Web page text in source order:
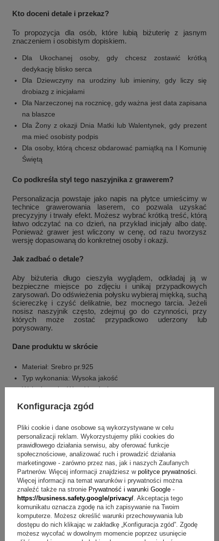
Kto doceni detale i przekaz?
To propozycja dla osób, które lubią biżuterię z jasnym
znaczeniem i osobistym dopiskiem.
Dla Ukochanej osoby, gdy chcesz zostawić krótką
dedykację blisko serca
Dla Dziewczyny na urodziny lub imieniny, gdy liczy się
drobiazg z inicjałami
Dla Narzeczonej na rocznicę, gdy ważna jest data zapisana
na blaszce
Dla Żony z okazji Dnia Matki lub Walentynek, gdy prezent
ma mieć osobisty podpis
Dla osoby, którą chcesz obdarować pamiątką na I Komunię
Świętą
Co podkreśla styl tego naszyjnika z grawerem?
Personalizacja powstaje jako napis na płytce umieścimy w
technice grawerowania laserem, co pozwala uzyskać
precyzyjny i trwały efekt. Możesz wybrać krótką treść, którą
łatwo odczytać na co dzień, na przykład inicjały albo datę.
Ponieważ grawer jest wliczony w cenę, od razu tworzysz
wersję dopasowaną do konkretnej osoby i okazji.
Jak zadbać o detale?
Aby biżuteria długo cieszyła wyglądem, odkładaj ją w
bezpieczne miejsce po zdjęciu i unikaj przypadkowych
zarysowań. Do odświeżenia połysku wybieraj miękką, suchą
ściereczkę i czyść delikatnie, bez mocnego tarcia. Jeżeli
nosisz naszyjnik często, zdejmuj go do czynności, przy
których może zostać przypadkowo uderzony lub
porysowany.
Dane produktu w skrócie
Materiał: Srebro pr.925
Typ wykonania: Wysoka jakość
Wykończenie: Wysoki połysk
Masa: 1,55g
Długość łańcuszka: 41cm / 44,5cm
Średnica zawieszki: ~ 9 mm
Sposób wykonania: Ręcznie
Technika grawerunku: grawerowania laserem
Miejsce graweru: blaszka
Grawer w cenie: W cenę wliczony grawer na upominku
Jakie są składowe zestawu?
srebro p.925 pozłacany naszyjnik
grawer na blaszce ( np. inicjały, data )
Konfiguracja zgód
Pliki cookie i dane osobowe są wykorzystywane w celu
personalizacji reklam. Wykorzystujemy pliki cookies do
prawidłowego działania serwisu, aby oferować funkcje
społecznościowe, analizować ruch i prowadzić działania
marketingowe - zarówno przez nas, jak i naszych Zaufanych
Partnerów. Więcej informacji znajdziesz w polityce prywatności.
Więcej informacji na temat warunków i prywatności można
znaleźć także na stronie Prywatność i warunki Google -
https://business.safety.google/privacy/. Akceptacja tego
komunikatu oznacza zgodę na ich zapisywanie na Twoim
komputerze. Możesz określić warunki przechowywania lub
dostępu do nich klikając w zakładkę „Konfiguracja zgód”. Zgodę
możesz wycofać w dowolnym momencie poprzez usunięcie